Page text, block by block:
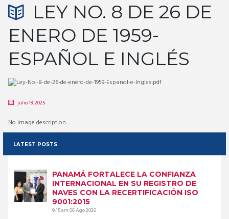
LEY NO. 8 DE 26 DE
ENERO DE 1959-
ESPAÑOL E INGLÉS
julio 18, 2025
No image description ...
LATEST POSTS
PANAMÁ FORTALECE LA CONFIANZA
INTERNACIONAL EN SU REGISTRO DE
NAVES CON LA RECERTIFICACIÓN ISO
9001:2015
9:15 am06 Ago 2026